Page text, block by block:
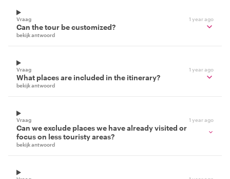
Vraag 1 year ago
Can the tour be customized?
bekijk antwoord
Vraag 1 year ago
What places are included in the itinerary?
bekijk antwoord
Vraag 1 year ago
Can we exclude places we have already visited or
focus on less touristy areas?
bekijk antwoord